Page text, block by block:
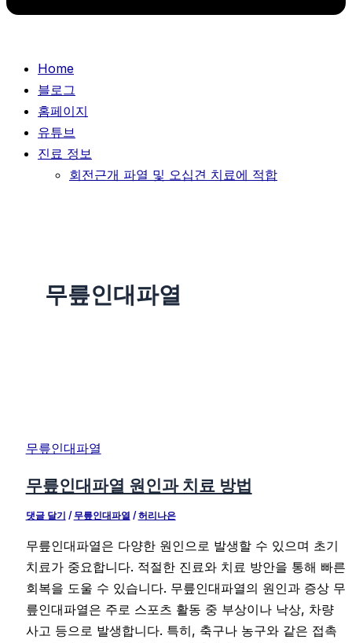
Home
블로그
홈페이지
유튜브
진료 정보
회전근개 파열 및 오십견 치료에 적합
무릎인대파열
무릎인대파열
무릎인대파열 원인과 치료 방법
댓글 달기 / 무릎인대파열 /허리나은
무릎인대파열은 다양한 원인으로 발생할 수 있으며 초기
치료가 중요합니다. 적절한 진료와 치료 방안을 통해 빠른
회복을 도울 수 있습니다. 무릎인대파열의 원인과 증상 무
릎인대파열은 주로 스포츠 활동 중 부상이나 낙상, 차량
사고 등으로 발생합니다. 특히, 축구나 농구와 같은 접촉